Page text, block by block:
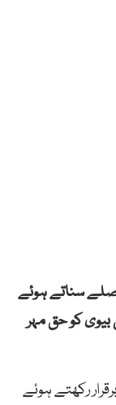
سناتے ہوئے
بیویکوحقمہر
رکھتےہوئے